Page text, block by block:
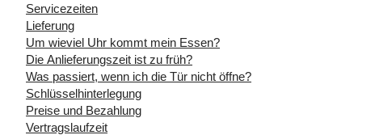
Servicezeiten
Lieferung
Um wieviel Uhr kommt mein Essen?
Die Anlieferungszeit ist zu früh?
Was passiert, wenn ich die Tür nicht öffne?
Schlüsselhinterlegung
Preise und Bezahlung
Vertragslaufzeit